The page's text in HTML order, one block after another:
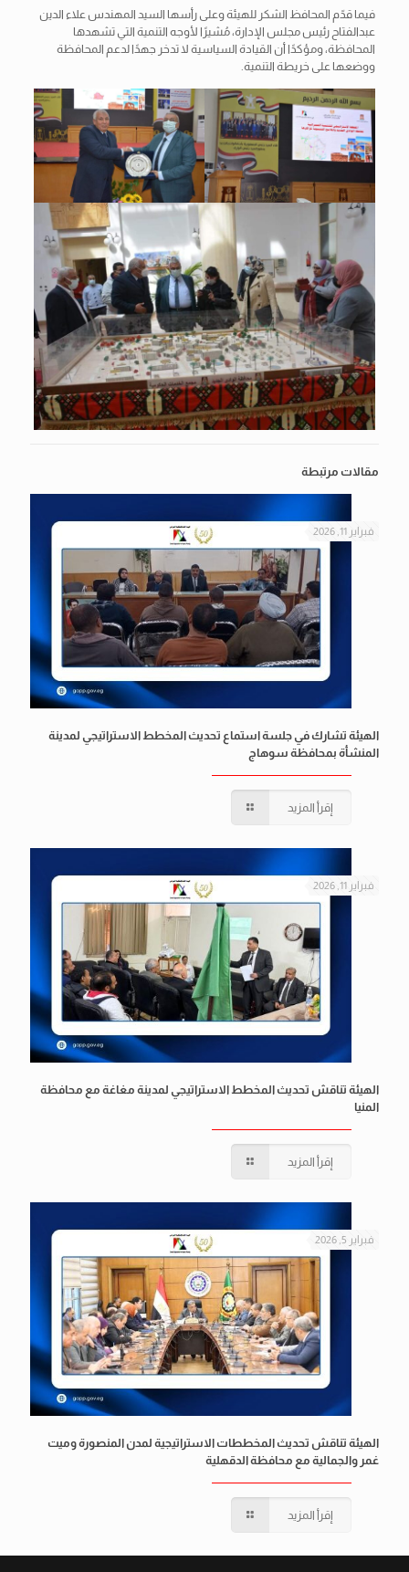
فيما قدّم المحافظ الشكر للهيئة وعلى رأسها السيد المهندس علاء الدين
عبدالفتاح رئيس مجلس الإدارة، مُشيرًا لأوجه التنمية التي تشهدها
المحافظة، ومؤكدًا أن القيادة السياسية لا تدخر جهدًا لدعم المحافظة
ووضعها على خريطة التنمية.
مقالات مرتبطة
فبراير 11, 2026
الهيئة تشارك في جلسة استماع تحديث المخطط الاستراتيجي لمدينة
المنشأة بمحافظة سوهاج
إقرأ المزيد
فبراير 11, 2026
الهيئة تناقش تحديث المخطط الاستراتيجي لمدينة مغاغة مع محافظة
المنيا
إقرأ المزيد
فبراير 5, 2026
الهيئة تناقش تحديث المخططات الاستراتيجية لمدن المنصورة وميت
غمر والجمالية مع محافظة الدقهلية
إقرأ المزيد